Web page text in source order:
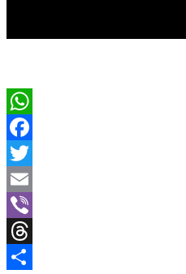
WhatsApp
Facebook
Twitter
Email
Viber
Threads